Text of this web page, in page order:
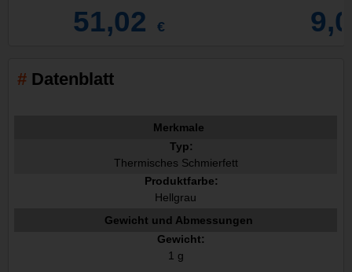
51,02 €
Datenblatt
Merkmale
Typ:
Thermisches Schmierfett
Produktfarbe:
Hellgrau
Gewicht und Abmessungen
Gewicht:
1 g